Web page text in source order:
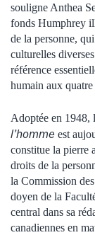
souligne Anthea
fonds Humphrey
de la personne,
culturelles
référence
humain aux
Adoptée en 1948,
l’homme est
constitue la pierre
droits de la
la Commission
doyen de la
central dans sa
canadiennes en